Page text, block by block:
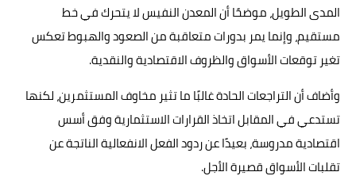
المدى الطويل، موضحًا أن المعدن النفيس لا يتحرك في خط
مستقيم، وإنما يمر بدورات متعاقبة من الصعود والهبوط تعكس
تغير توقعات الأسواق والظروف الاقتصادية والنقدية.
وأضاف أن التراجعات الحادة غالبًا ما تثير مخاوف المستثمرين، لكنها
تستدعي في المقابل اتخاذ القرارات الاستثمارية وفق أسس
اقتصادية مدروسة، بعيدًا عن ردود الفعل الانفعالية الناتجة عن
تقلبات الأسواق قصيرة الأجل.